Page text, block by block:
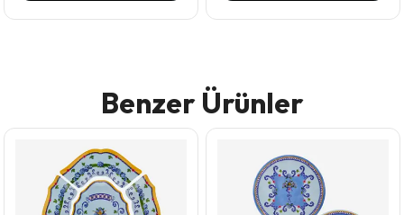
Benzer Ürünler